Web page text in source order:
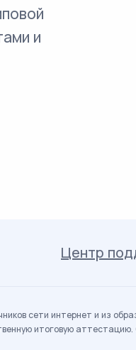
и
Центр
сети интернет и из
итоговую